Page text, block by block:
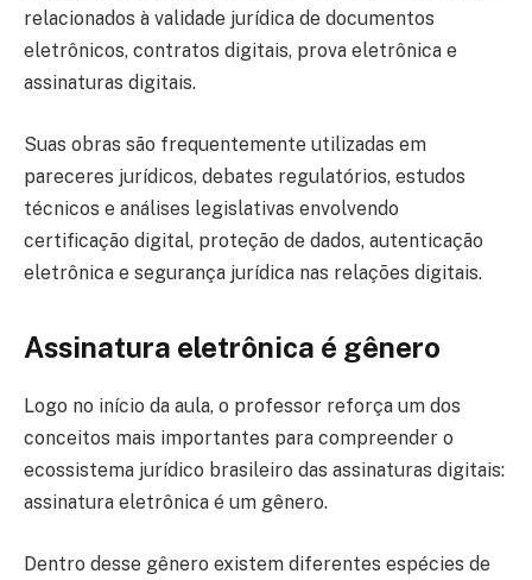
relacionados à validade jurídica de documentos
eletrônicos, contratos digitais, prova eletrônica e
assinaturas digitais.
Suas obras são frequentemente utilizadas em
pareceres jurídicos, debates regulatórios, estudos
técnicos e análises legislativas envolvendo
certificação digital, proteção de dados, autenticação
eletrônica e segurança jurídica nas relações digitais.
Assinatura eletrônica é gênero
Logo no início da aula, o professor reforça um dos
conceitos mais importantes para compreender o
ecossistema jurídico brasileiro das assinaturas digitais:
assinatura eletrônica é um gênero.
Dentro desse gênero existem diferentes espécies de